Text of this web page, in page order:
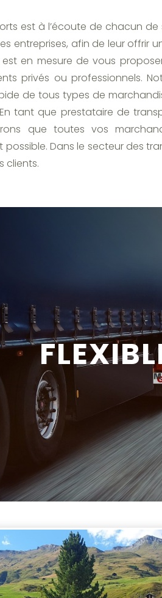
est à l’écoute de chacun de
entreprises, afin de leur offrir
est en mesure de vous
privés ou professionnels.
de tous types de
tant que prestataire de
que toutes vos
possible. Dans le secteur des
clients.